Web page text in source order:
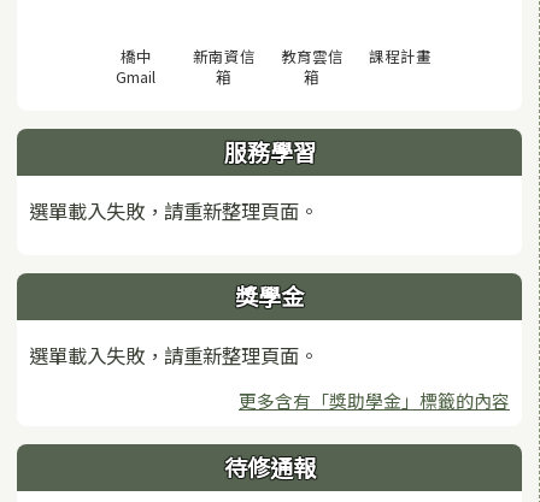
橋中
Gmail (另開視窗)
新南資信
箱
教育雲信
箱
課程計畫(另開視窗)
服務學習
選單載入失敗，請重新整理頁面。
獎學金
選單載入失敗，請重新整理頁面。
更多含有「獎助學金」標籤的內容
待修通報